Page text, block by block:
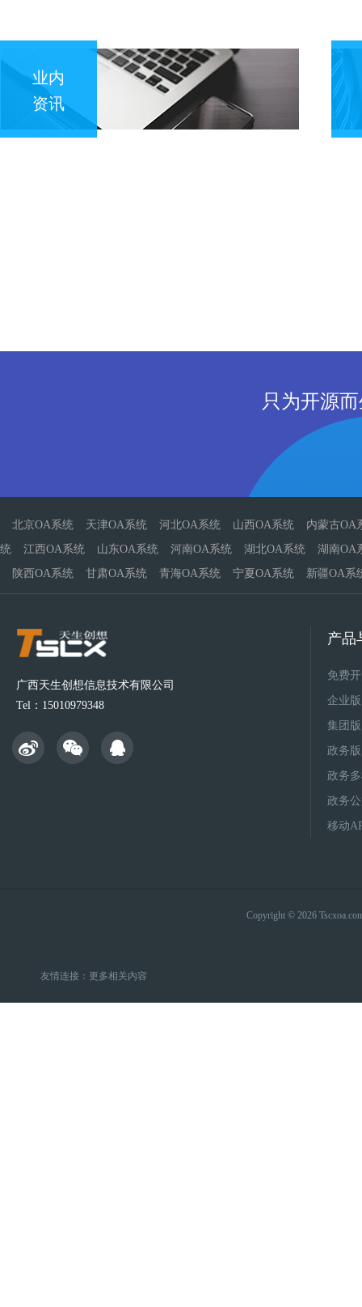
业内
资讯
只为开源
北京OA系统 天津OA系统 河北OA系统 山西OA系统
内蒙古OA
统
江西OA系统 山东OA系统 河南OA系统 湖北OA系统
湖南OA
陕西OA系统
甘肃OA系统 青海OA系统 宁夏OA系统 新疆OA系
广西天生创想信息技术有限公司
Tel：15010979348
产品
免费
企业版
集团版
政务版
政务
政务
移动
Copyright © 2026
友情连接： 更多相关内容